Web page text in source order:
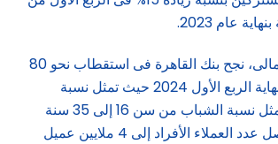
ودعماً للشمول المالى، نجح بنك القاهرة فى استقطاب نحو 80
ألف عميل جديد بنهاية الربع الأول 2024 حيث تمثل نسبة
السيدات 45% وتمثل نسبة الشباب من سن 16 إلى 35 سنة
نحو57% وبذلك يصل عدد العملاء الأفراد إلى 4 ملايين عميل